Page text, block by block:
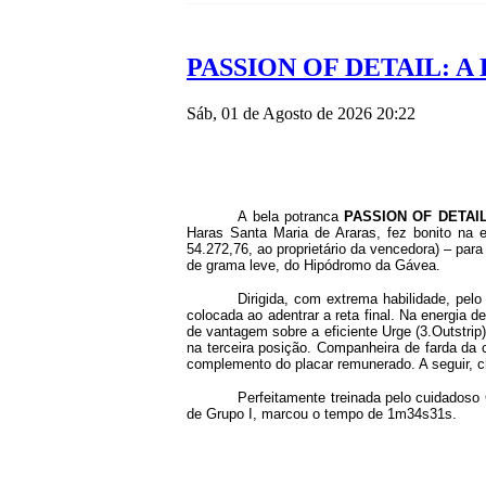
PASSION OF DETAIL: A
Sáb, 01 de Agosto de 2026 20:22
A bela potranca PASSION OF
Haras Santa Maria de Araras, fez bonito na
54.272,76, ao proprietário da vencedora) –
de grama leve, do Hipódromo da Gávea.
Dirigida, com extrema habilidade,
colocada ao adentrar a reta final. Na energia
de vantagem sobre a eficiente Urge
na terceira posição. Companheira de farda
complemento do placar remunerado. A
Perfeitamente treinada pelo
de Grupo I, marcou o tempo de 1m34s31s.